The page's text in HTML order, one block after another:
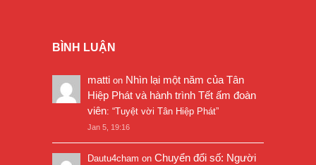
BÌNH LUẬN
matti on Nhìn lại một năm của Tân
Hiệp Phát và hành trình Tết ấm đoàn
viên: “Tuyệt vời Tân Hiệp Phát”
Jan 5, 19:16
Dautu4cham on Chuyển đổi số: Người